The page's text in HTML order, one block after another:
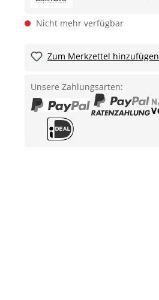
Nicht mehr verfügbar
Zum Merkzettel hinzufügen
Unsere Zahlungsarten: